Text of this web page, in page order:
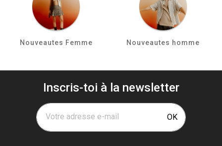
Nouveautes Femme Nouveautes homme
Inscris-toi à la newsletter
Votre adresse e-mail OK